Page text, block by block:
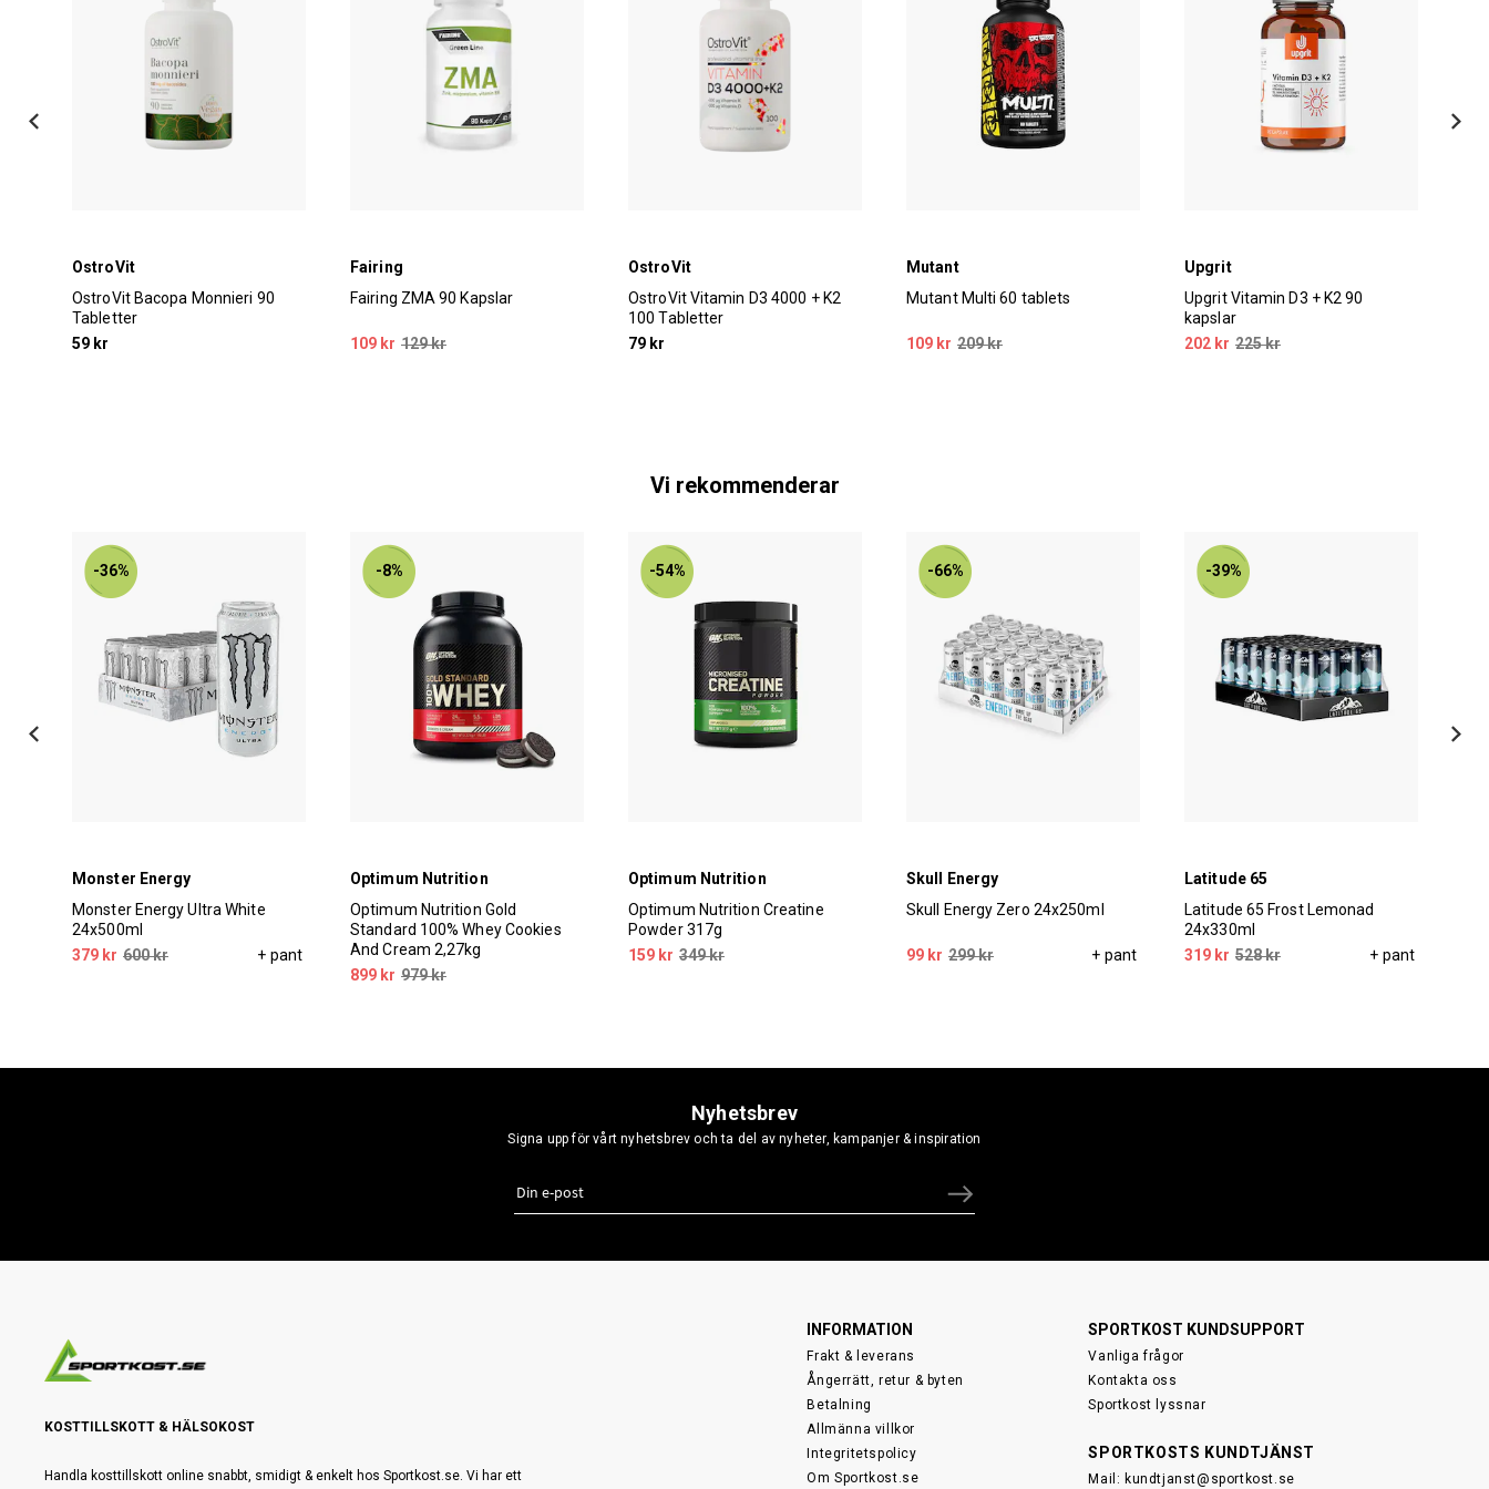
OstroVit
OstroVit Bacopa Monnieri 90
Tabletter
59 kr
Fairing
Fairing ZMA 90 Kapslar
109 kr 129 kr
OstroVit
OstroVit Vitamin D3 4000 + K2
100 Tabletter
79 kr
Mutant
Mutant Multi 60 tablets
109 kr 209 kr
Upgrit
Upgrit Vitamin D3 + K2 90
kapslar
202 kr 225 kr
Vi rekommenderar
-36%
Monster Energy
Monster Energy Ultra White
24x500ml
379 kr 600 kr + pant
-8%
Optimum Nutrition
Optimum Nutrition Gold
Standard 100% Whey Cookies
And Cream 2,27kg
899 kr 979 kr
-54%
Optimum Nutrition
Optimum Nutrition Creatine
Powder 317g
159 kr 349 kr
-66%
Skull Energy
Skull Energy Zero 24x250ml
99 kr 299 kr + pant
-39%
Latitude 65
Latitude 65 Frost Lemonad
24x330ml
319 kr 528 kr + pant
Nyhetsbrev
Signa upp för vårt nyhetsbrev och ta del av nyheter, kampanjer & inspiration
KOSTTILLSKOTT & HÄLSOKOST
Handla kosttillskott online snabbt, smidigt & enkelt hos Sportkost.se. Vi har ett
INFORMATION
Frakt & leverans
Ångerrätt, retur & byten
Betalning
Allmänna villkor
Integritetspolicy
Om Sportkost.se
SPORTKOST KUNDSUPPORT
Vanliga frågor
Kontakta oss
Sportkost lyssnar
SPORTKOSTS KUNDTJÄNST
Mail: kundtjanst@sportkost.se